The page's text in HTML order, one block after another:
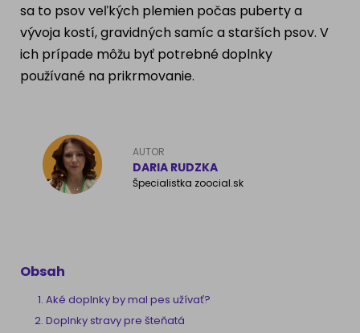
Atlas psov
sa to psov veľkých plemien počas puberty a
vývoja kostí, gravidných samíc a starších psov. V
ich prípade môžu byť potrebné doplnky
používané na prikrmovanie.
AUTOR
DARIA RUDZKA
Špecialistka zoocial.sk
Obsah
Aké doplnky by mal pes užívať?
Doplnky stravy pre šteňatá